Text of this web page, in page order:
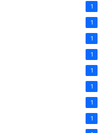
1
1
1
1
1
1
1
1